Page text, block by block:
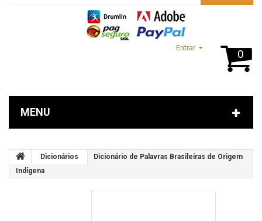
0
Entrar
MENU
Dicionários
Dicionário de Palavras Brasileiras de Origem
Indígena